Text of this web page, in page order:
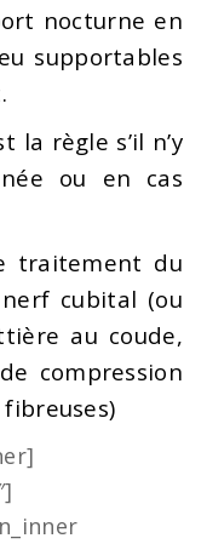
nocturne en
supportables
règle s’il n’y
ou en cas
traitement du
cubital (ou
au coude,
compression